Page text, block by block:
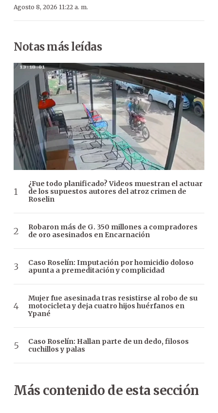
Agosto 8, 2026 11:22 a. m.
Notas más leídas
¿Fue todo planificado? Videos muestran el actuar
de los supuestos autores del atroz crimen de
Roselin
Robaron más de G. 350 millones a compradores
de oro asesinados en Encarnación
Caso Roselín: Imputación por homicidio doloso
apunta a premeditación y complicidad
Mujer fue asesinada tras resistirse al robo de su
motocicleta y deja cuatro hijos huérfanos en
Ypané
Caso Roselín: Hallan parte de un dedo, filosos
cuchillos y palas
Más contenido de esta sección